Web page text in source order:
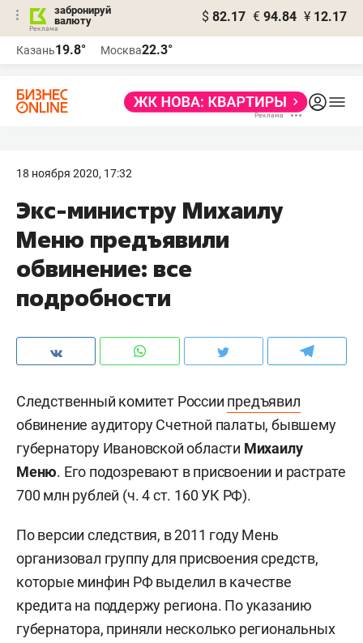
забронируй
валюту
$ 82.17 € 94.84 ¥ 12.17
Казань19.8° Москва22.3°
18 ноября 2020, 17:32
Экс-министру Михаилу
Меню предъявили
обвинение: все
подробности
Следственный комитет России предъявил
обвинение аудитору Счетной палаты, бывшему
губернатору Ивановской области Михаилу
Меню. Его подозревают в присвоении и растрате
700 млн рублей (ч. 4 ст. 160 УК РФ).
По версии следствия, в 2011 году Мень
организовал группу для присвоения средств,
которые минфин РФ выделил в качестве
кредита на поддержу региона. По указанию
губернатора, приняли несколько региональных